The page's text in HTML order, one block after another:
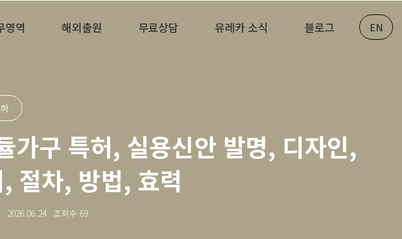
영역 해외출원 무료상담 유레카 소식 블로그 EN
가구 특허, 실용신안 발명, 디자인,
절차, 방법, 효력
2026.06.24 조회수 69